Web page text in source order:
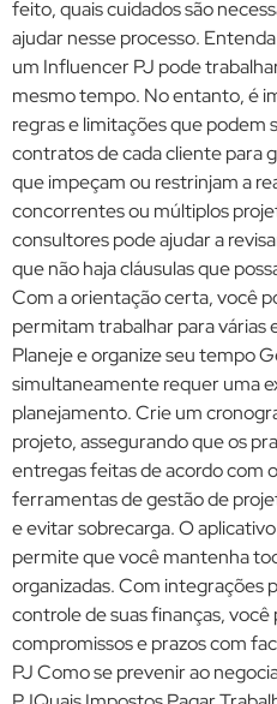
feito, quais cuidados são
ajudar nesse processo.
um Influencer PJ pode
mesmo tempo. No entanto, é
regras e limitações que podem
contratos de cada cliente para
que impeçam ou restrinjam a
concorrentes ou múltiplos
consultores pode ajudar a
que não haja cláusulas que
Com a orientação certa, você
permitam trabalhar para várias
Planeje e organize seu tempo
simultaneamente requer uma
planejamento. Crie um
projeto, assegurando que os
entregas feitas de acordo com
ferramentas de gestão de
e evitar sobrecarga. O
permite que você mantenha
organizadas. Com integrações
controle de suas finanças,
compromissos e prazos com
PJ Como se prevenir ao